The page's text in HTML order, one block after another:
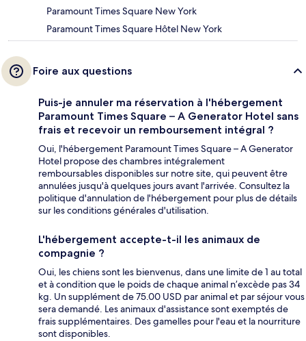
Paramount Times Square New York
Paramount Times Square Hôtel New York
Foire aux questions
Puis-je annuler ma réservation à l'hébergement
Paramount Times Square – A Generator Hotel sans
frais et recevoir un remboursement intégral ?
Oui, l'hébergement Paramount Times Square – A Generator
Hotel propose des chambres intégralement
remboursables disponibles sur notre site, qui peuvent être
annulées jusqu'à quelques jours avant l'arrivée. Consultez la
politique d'annulation de l'hébergement pour plus de détails
sur les conditions générales d'utilisation.
L'hébergement accepte-t-il les animaux de
compagnie ?
Oui, les chiens sont les bienvenus, dans une limite de 1 au total
et à condition que le poids de chaque animal n’excède pas 34
kg. Un supplément de 75.00 USD par animal et par séjour vous
sera demandé. Les animaux d'assistance sont exemptés de
frais supplémentaires. Des gamelles pour l'eau et la nourriture
sont disponibles.